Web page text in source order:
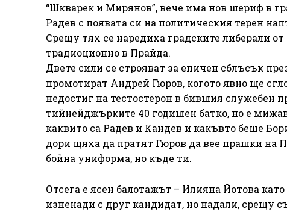
“Шкварек и Мирянов”, вече има нов шериф в
Радев с появата си на политическия терен
Срещу тях се наредиха градските либерали
традиоционно в Прайда.
Двете сили се строяват за епичен сблъсък
промотират Андрей Гюров, когото явно ще
недостиг на тестостерон в бившия служебен
тийнейджърките 40 годишен батко, но е
каквито са Радев и Кандев и какъвто беше
дори щяха да пратят Гюров да вее прашки на
бойна униформа, но къде ти.
Отсега е ясен балотажът – Илияна Йотова
изненади с друг кандидат, но надали, срещу